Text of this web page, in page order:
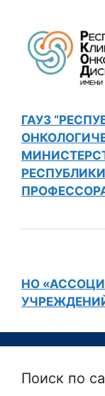
ГАУЗ
НО
Поиск по